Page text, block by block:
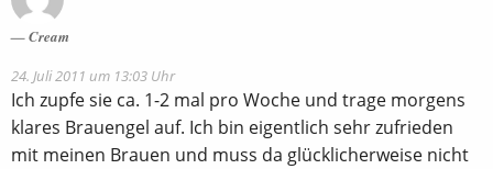
Cream
24. Juli 2011 um 13:03 Uhr
Ich zupfe sie ca. 1-2 mal pro Woche und trage morgens
klares Brauengel auf. Ich bin eigentlich sehr zufrieden
mit meinen Brauen und muss da glücklicherweise nicht